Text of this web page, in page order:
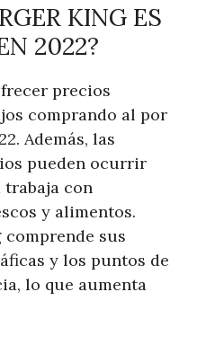
KING ES
2022?
precios
comprando al por
Además, las
pueden ocurrir
con
y alimentos.
comprende sus
y los puntos de
lo que aumenta